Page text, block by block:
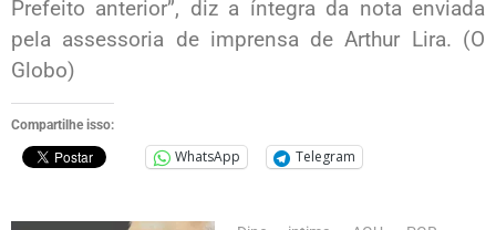
Prefeito anterior”, diz a íntegra da nota enviada
pela assessoria de imprensa de Arthur Lira. (O
Globo)
Compartilhe isso:
WhatsApp Telegram